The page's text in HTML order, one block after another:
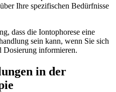
Ihre spezifischen Bedürfnisse
dass die Iontophorese eine
sein kann,‌ wenn Sie‍ sich
Dosierung informieren.
in der